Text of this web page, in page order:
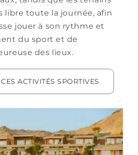
libre toute la journée, afin
jouer à son rythme et
du sport et de
des lieux.
ACTIVITÉS SPORTIVES